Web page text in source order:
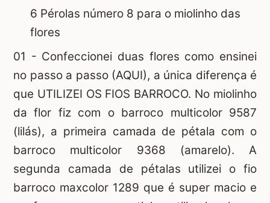
6 Pérolas número 8 para o miolinho das
flores
01 - Confeccionei duas flores como ensinei
no passo a passo (AQUI), a única diferença é
que UTILIZEI OS FIOS BARROCO. No miolinho
da flor fiz com o barroco multicolor 9587
(lilás), a primeira camada de pétala com o
barroco multicolor 9368 (amarelo). A
segunda camada de pétalas utilizei o fio
barroco maxcolor 1289 que é super macio e